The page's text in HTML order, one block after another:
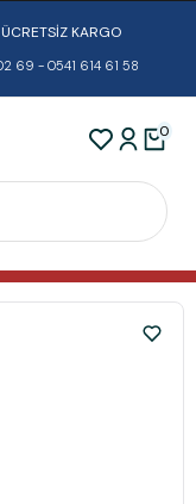
KARGO
69 - 0541 614 61 58
0